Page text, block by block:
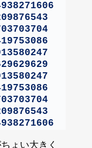
ょい大きく